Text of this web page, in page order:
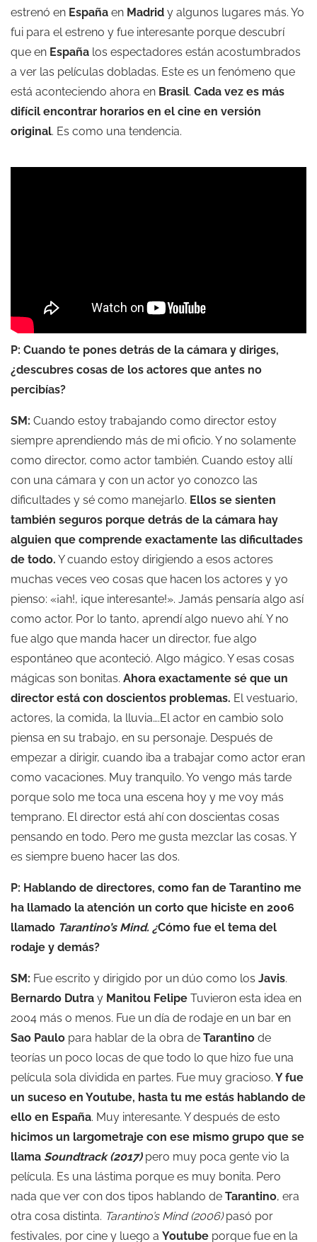
estrenó en España en Madrid y algunos lugares más. Yo
fui para el estreno y fue interesante porque descubrí
que en España los espectadores están acostumbrados
a ver las películas dobladas. Este es un fenómeno que
está aconteciendo ahora en Brasil. Cada vez es más
difícil encontrar horarios en el cine en versión
original. Es como una tendencia.
P: Cuando te pones detrás de la cámara y diriges,
¿descubres cosas de los actores que antes no
percibías?
SM: Cuando estoy trabajando como director estoy
siempre aprendiendo más de mi oficio. Y no solamente
como director, como actor también. Cuando estoy allí
con una cámara y con un actor yo conozco las
dificultades y sé como manejarlo. Ellos se sienten
también seguros porque detrás de la cámara hay
alguien que comprende exactamente las dificultades
de todo. Y cuando estoy dirigiendo a esos actores
muchas veces veo cosas que hacen los actores y yo
pienso: «¡ah!, ¡que interesante!». Jamás pensaría algo así
como actor. Por lo tanto, aprendí algo nuevo ahí. Y no
fue algo que manda hacer un director, fue algo
espontáneo que aconteció. Algo mágico. Y esas cosas
mágicas son bonitas. Ahora exactamente sé que un
director está con doscientos problemas. El vestuario,
actores, la comida, la lluvia….El actor en cambio solo
piensa en su trabajo, en su personaje. Después de
empezar a dirigir, cuando iba a trabajar como actor eran
como vacaciones. Muy tranquilo. Yo vengo más tarde
porque solo me toca una escena hoy y me voy más
temprano. El director está ahí con doscientas cosas
pensando en todo. Pero me gusta mezclar las cosas. Y
es siempre bueno hacer las dos.
P: Hablando de directores, como fan de Tarantino me
ha llamado la atención un corto que hiciste en 2006
llamado Tarantino’s Mind. ¿Cómo fue el tema del
rodaje y demás?
SM: Fue escrito y dirigido por un dúo como los Javis.
Bernardo Dutra y Manitou Felipe Tuvieron esta idea en
2004 más o menos. Fue un día de rodaje en un bar en
Sao Paulo para hablar de la obra de Tarantino de
teorías un poco locas de que todo lo que hizo fue una
película sola dividida en partes. Fue muy gracioso. Y fue
un suceso en Youtube, hasta tu me estás hablando de
ello en España. Muy interesante. Y después de esto
hicimos un largometraje con ese mismo grupo que se
llama Soundtrack (2017) pero muy poca gente vio la
película. Es una lástima porque es muy bonita. Pero
nada que ver con dos tipos hablando de Tarantino, era
otra cosa distinta. Tarantino’s Mind (2006)pasó por
festivales, por cine y luego a Youtube porque fue en la